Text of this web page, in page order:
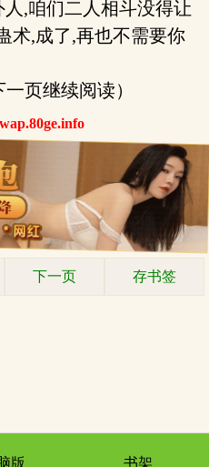
,咱们二人相斗没得让
术,成了,再也不需要你
页继续阅读）
下一页 存书签
版 书架